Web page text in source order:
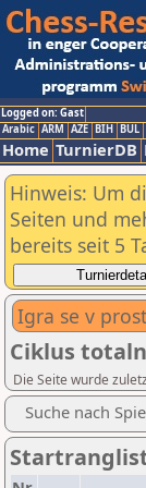
Logged on: Gast
Arabic ARM AZE BIH BUL
Home TurnierDB
Hinweis: Um
Seiten und
bereits seit 5
Igra se v
Ciklus
Die Seite wurde
Suche nach